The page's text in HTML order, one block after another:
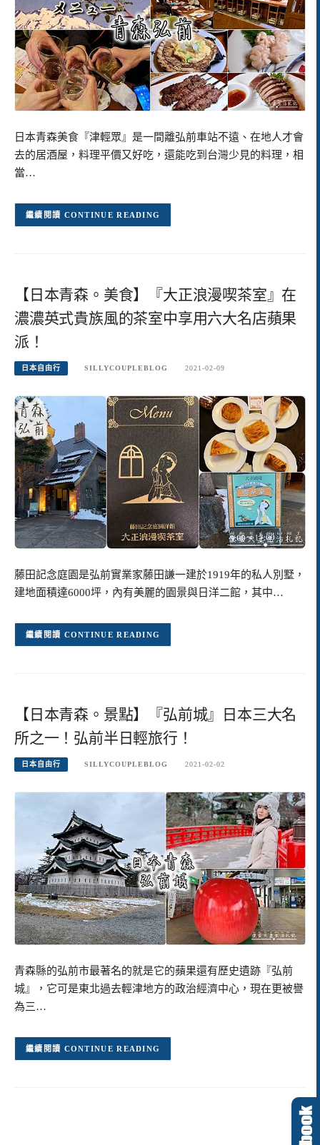
日本青森美食『津輕眾』是一間離弘前車站不遠、在地人才會
去的居酒屋，料理平價又好吃，還能吃到台灣少見的料理，相
當…
CONTINUE READING
【日本青森。美食】『大正浪漫喫茶室』在
濃濃英式貴族風的茶室中享用六大名店蘋果
派！
日本自由行 SILLYCOUPLEBLOG 2021-02-09
藤田記念庭園是弘前實業家藤田謙一建於1919年的私人別墅，
建地面積達6000坪，內有美麗的園景與日洋二館，其中…
CONTINUE READING
【日本青森。景點】『弘前城』日本三大名
所之一！弘前半日輕旅行！
日本自由行 SILLYCOUPLEBLOG 2021-02-02
青森縣的弘前市最著名的就是它的蘋果還有歷史遺跡『弘前
城』，它可是東北過去輕津地方的政治經濟中心，現在更被譽
為三…
CONTINUE READING